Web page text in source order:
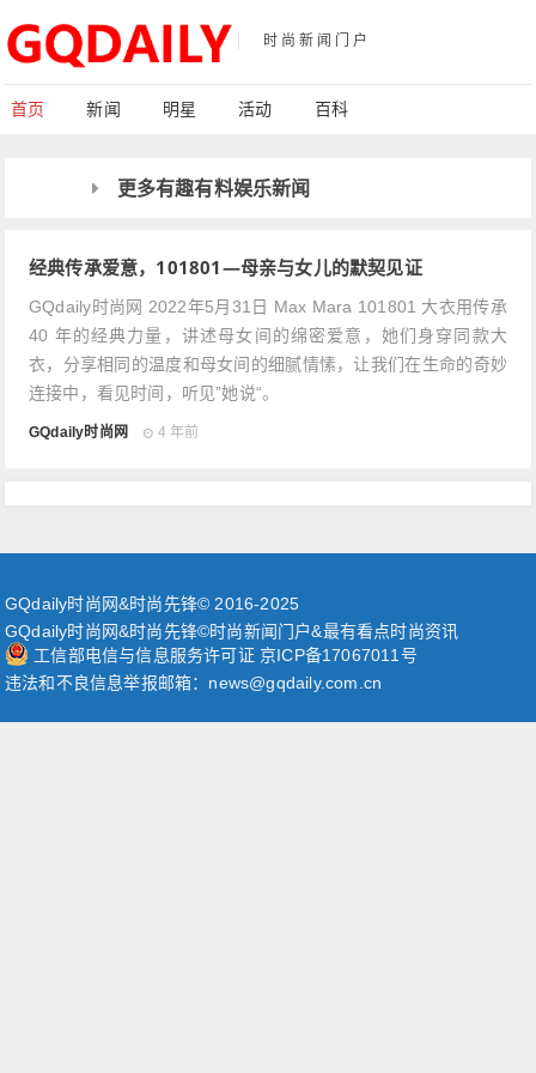
时尚新闻门户
首页 新闻 明星 活动 百科
更多有趣有料娱乐新闻
经典传承爱意，101801—母亲与女儿的默契见证
GQdaily时尚网 2022年5月31日 Max Mara 101801 大衣用传承
40 年的经典力量，讲述母女间的绵密爱意，她们身穿同款大
衣，分享相同的温度和母女间的细腻情愫，让我们在生命的奇妙
连接中，看见时间，听见”她说“。
GQdaily时尚网 4 年前
GQdaily时尚网&时尚先锋© 2016-2025
GQdaily时尚网&时尚先锋©时尚新闻门户&最有看点时尚资讯
工信部电信与信息服务许可证 京ICP备17067011号
违法和不良信息举报邮箱：news@gqdaily.com.cn